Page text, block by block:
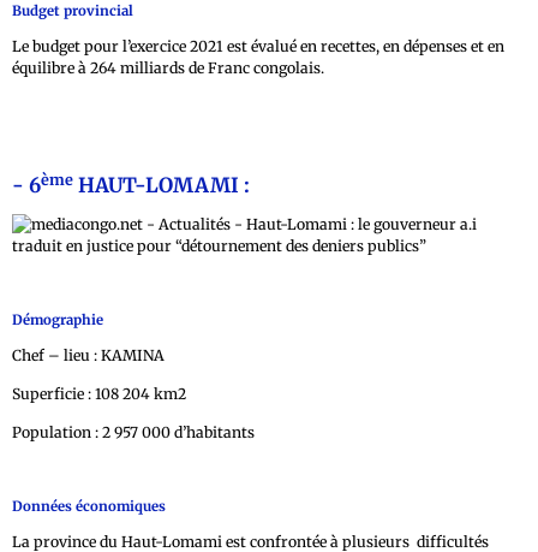
Budget provincial
Le budget pour l’exercice 2021 est évalué en recettes, en dépenses et en
équilibre à 264 milliards de Franc congolais.
- 6ème HAUT-LOMAMI :
Démographie
Chef – lieu : KAMINA
Superficie : 108 204 km2
Population : 2 957 000 d’habitants
Données économiques
La province du Haut-Lomami est confrontée à plusieurs difficultés